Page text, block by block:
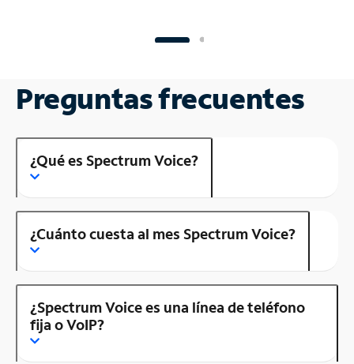
Preguntas frecuentes
¿Qué es Spectrum Voice?
¿Cuánto cuesta al mes Spectrum Voice?
¿Spectrum Voice es una línea de teléfono
fija o VoIP?